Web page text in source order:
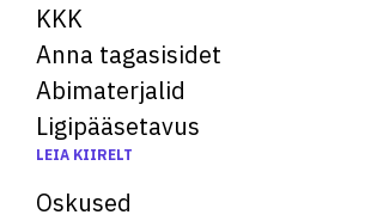
KKK
Anna tagasisidet
Abimaterjalid
Ligipääsetavus
LEIA KIIRELT
Oskused